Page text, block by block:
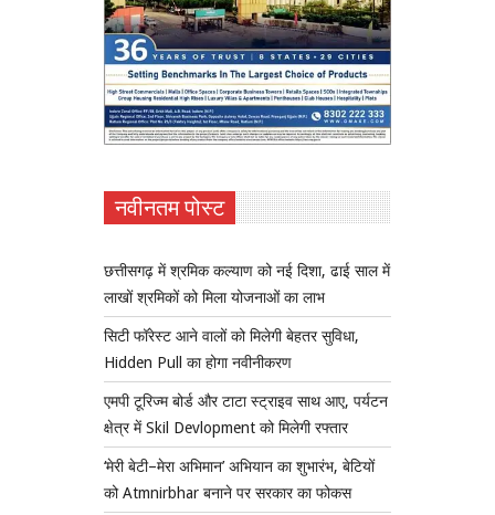
नवीनतम पोस्ट
छत्तीसगढ़ में श्रमिक कल्याण को नई दिशा, ढाई साल में
लाखों श्रमिकों को मिला योजनाओं का लाभ
सिटी फॉरेस्ट आने वालों को मिलेगी बेहतर सुविधा,
Hidden Pull का होगा नवीनीकरण
एमपी टूरिज्म बोर्ड और टाटा स्ट्राइव साथ आए, पर्यटन
क्षेत्र में Skil Devlopment को मिलेगी रफ्तार
‘मेरी बेटी–मेरा अभिमान’ अभियान का शुभारंभ, बेटियों
को Atmnirbhar बनाने पर सरकार का फोकस